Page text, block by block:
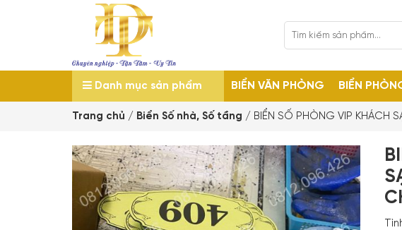
Danh mục sản phẩm BIỂN VĂN PHÒNG BIỂN
Trang chủ / Biển Số nhà, Số tầng / BIỂN SỐ PHÒNG VIP KHÁCH